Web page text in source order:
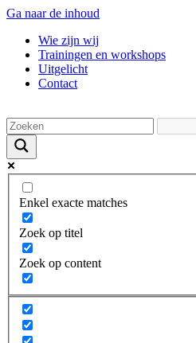
Ga naar de inhoud
Wie zijn wij
Trainingen en workshops
Uitgelicht
Contact
Enkel exacte matches
Zoek op titel
Zoek op content